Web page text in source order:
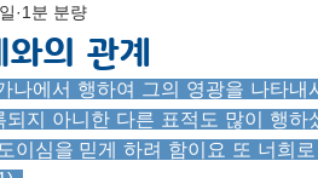
의 관계
1분 분량
나에서 행하여 그의 영광을 나타
지 아니한 다른 표적도 많이 행하
이심을 믿게 하려 함이요 또 너희